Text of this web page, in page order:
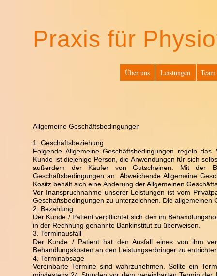
Praxis für
Über uns Leistungen Team
Allgemeine Geschäftsbedingungen
1. Geschäftsbeziehung
Folgende Allgemeine Geschäftsbedingungen regeln
Kunde ist diejenige Person, die Anwendungen für sich
außerdem der Käufer von Gutscheinen. Mit der
Geschäftsbedingungen an. Abweichende Allgemeine
Kositz behält sich eine Änderung der Allgemeinen
Vor Inanspruchnahme unserer Leistungen ist vom
Geschäftsbedingungen zu unterzeichnen. Die
2. Bezahlung
Der Kunde / Patient verpflichtet sich den im
in der Rechnung genannte Bankinstitut zu überweisen.
3. Terminausfall
Der Kunde / Patient hat den Ausfall eines von ihm
Behandlungskosten an den Leistungserbringer zu
4. Terminabsage
Vereinbarte Termine sind wahrzunehmen. Sollte ein